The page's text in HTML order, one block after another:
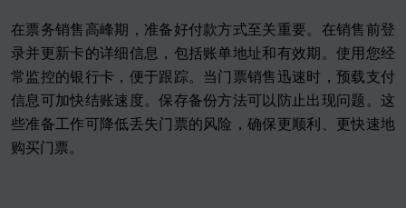
在票务销售高峰期，准备好付款方式至关重要。在销售前登
录并更新卡的详细信息，包括账单地址和有效期。使用您经
常监控的银行卡，便于跟踪。当门票销售迅速时，预载支付
信息可加快结账速度。保存备份方法可以防止出现问题。这
些准备工作可降低丢失门票的风险，确保更顺利、更快速地
购买门票。